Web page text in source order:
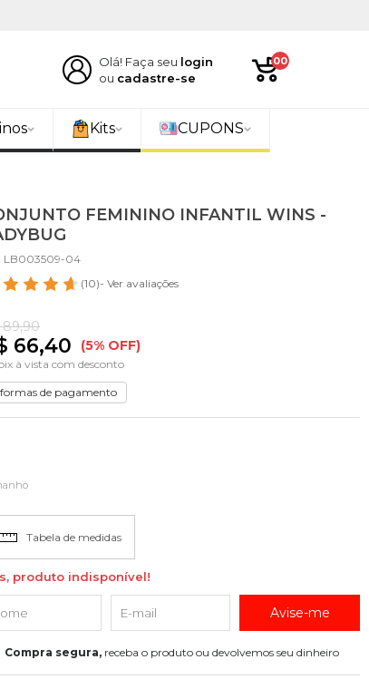
Olá! Faça seu login
ou cadastre-se
00
Kits CUPONS
FEMININO INFANTIL WINS -
LB003509-04
(10)- Ver avaliações
89,90
66,40 (5% OFF)
à vista com desconto
de pagamento
Tabela de medidas
produto indisponível!
Avise-me
Compra segura, receba o produto ou devolvemos seu dinheiro